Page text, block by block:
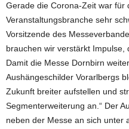
Gerade die Corona-Zeit war für
Veranstaltungsbranche sehr
Vorsitzende des
brauchen wir verstärkt Impulse,
Damit die Messe Dornbirn
Aushängeschilder Vorarlbergs
Zukunft breiter aufstellen und
Segmenterweiterung an.“ Der
neben der Messe an sich unter